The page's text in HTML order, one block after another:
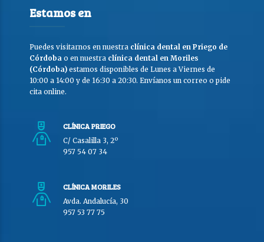
Estamos en
Puedes visitarnos en nuestra clínica dental en Priego de
Córdoba o en nuestra clínica dental en Moriles
(Córdoba) estamos disponibles de Lunes a Viernes de
10:00 a 14:00 y de 16:30 a 20:30. Envíanos un correo o pide
cita online.
CLÍNICA PRIEGO
C/ Casalilla 3, 2º
957 54 07 34
CLÍNICA MORILES
Avda. Andalucía, 30
957 53 77 75